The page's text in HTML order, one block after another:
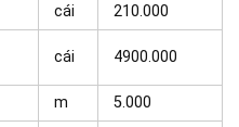
cái 210.000
cái 4900.000
m 5.000